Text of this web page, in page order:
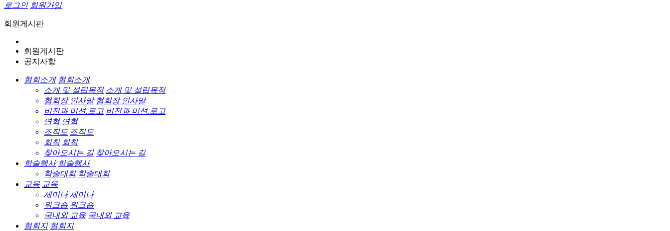
로그인 회원가입
회원게시판
회원게시판
공지사항
협회소개 협회소개
소개 및 설립목적 소개 및 설립목적
협회장 인사말 협회장 인사말
비전과 미션.로고 비전과 미션.로고
연혁 연혁
조직도 조직도
회칙 회칙
찾아오시는 길 찾아오시는 길
학술행사 학술행사
학술대회 학술대회
교육 교육
세미나 세미나
워크숍 워크숍
국내외 교육 국내외 교육
협회지 협회지